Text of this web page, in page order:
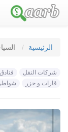
الرئيسية
شركات النقل
قارات و جزر